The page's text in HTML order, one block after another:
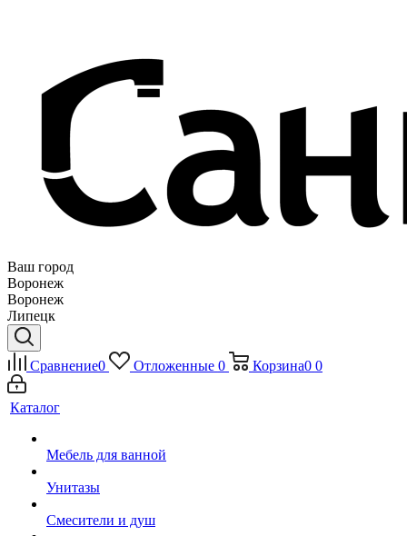
Ваш город
Воронеж
Воронеж
Липецк
Сравнение0 Отложенные 0 Корзина0 0
Каталог
Мебель для ванной
Унитазы
Смесители и душ